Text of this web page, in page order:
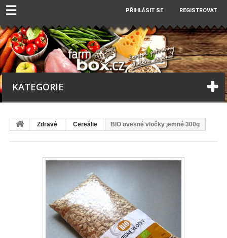
☰ PŘIHLÁSIT SE REGISTROVAT
KATEGORIE
Zdravé Cereálie BIO ovesné vločky jemné 300g